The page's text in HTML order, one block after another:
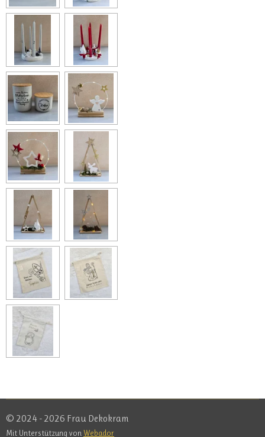
© 2024 - 2026 Frau Dekokram
Mit Unterstützung von Webador